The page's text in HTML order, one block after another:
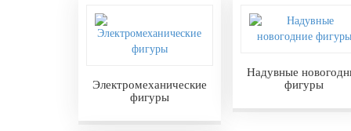
июля)
День ВМФ (последнее воскресенье
2 августа, День ВДВ
Электромеханические
фигуры
Надувные
фигуры